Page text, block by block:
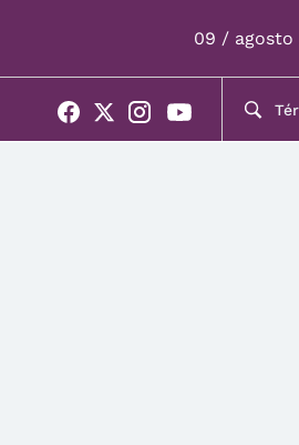
09 / agosto